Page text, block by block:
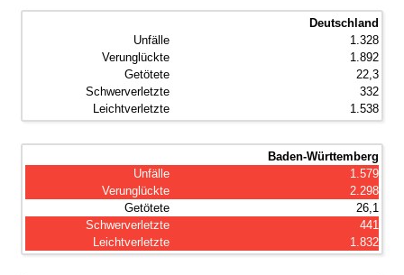
Deutschland
1.328
1.892
22,3
332
1.538
Baden-Württemberg
1.579
2.298
26,1
441
1.832